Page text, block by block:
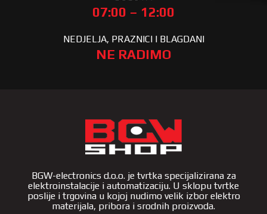
07:00 – 12:00
NEDJELJA, PRAZNICI I BLAGDANI
NE RADIMO
BGW-electronics d.o.o. je tvrtka specijalizirana za
elektroinstalacije i automatizaciju. U sklopu tvrtke
poslije i trgovina u kojoj nudimo velik izbor elektro
materijala, pribora i srodnih proizvoda.